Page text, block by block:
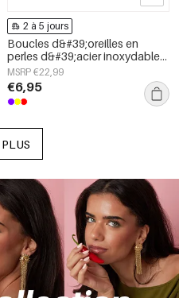
2 à 5 jours
Boucles d&#39;oreilles en
perles d&#39;acier inoxydable
en forme de cœur, collection
Daily Simple, bijoux pour
femmes
MSRP €22,99
€6,95